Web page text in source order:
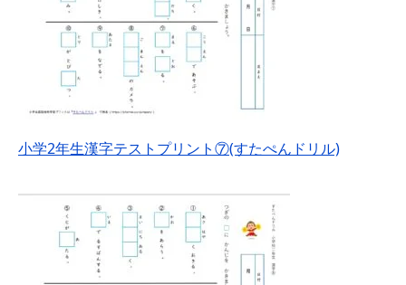
小学2年生漢字テストプリント⑦(すたぺんドリル)